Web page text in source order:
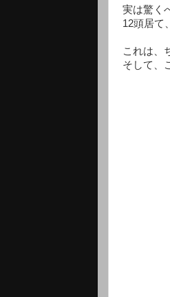
実は驚く
12頭居て
これは、
そして、